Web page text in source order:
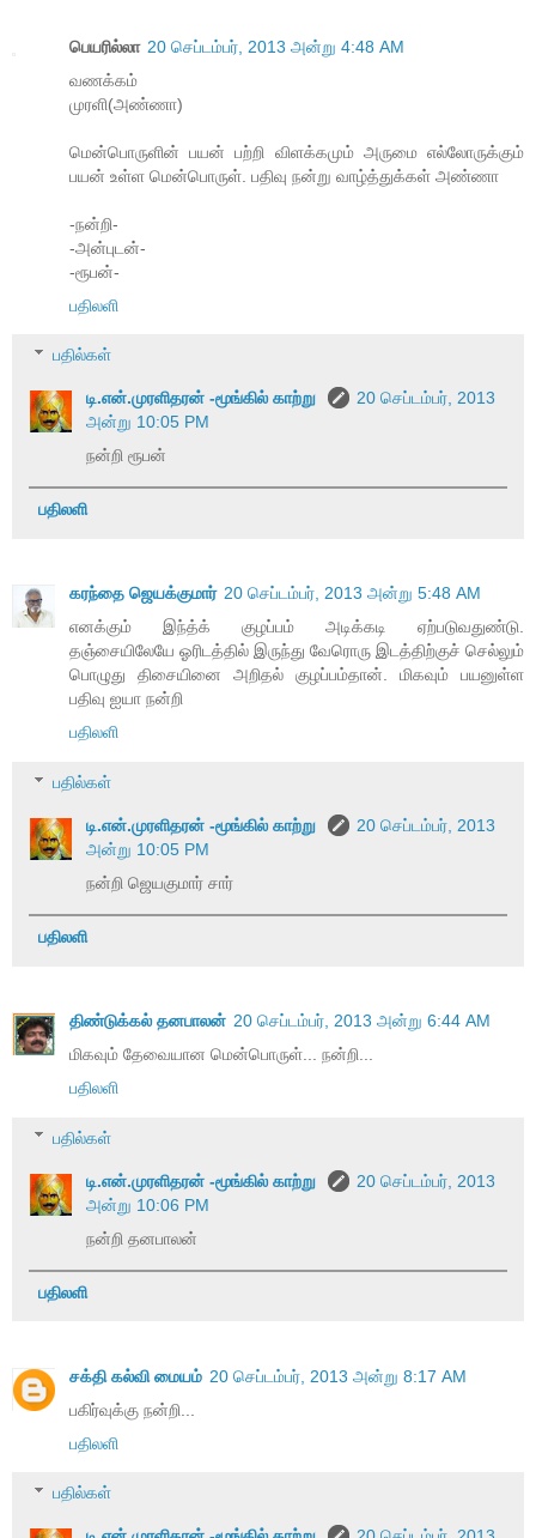
பெயரில்லா 20 செப்டம்பர், 2013 அன்று 4:48 AM
வணக்கம்
முரளி(அண்ணா)
மென்பொருளின் பயன் பற்றி விளக்கமும் அருமை எல்லோருக்கும்
பயன் உள்ள மென்பொருள். பதிவு நன்று வாழ்த்துக்கள் அண்ணா
-நன்றி-
-அன்புடன்-
-ரூபன்-
பதிலளி
பதில்கள்
டி.என்.முரளிதரன் -மூங்கில் காற்று
20 செப்டம்பர், 2013
அன்று 10:05 PM
நன்றி ரூபன்
பதிலளி
கரந்தை ஜெயக்குமார் 20 செப்டம்பர், 2013 அன்று 5:48 AM
எனக்கும் இந்த்க் குழப்பம் அடிக்கடி ஏற்படுவதுண்டு.
தஞ்சையிலேயே ஓரிடத்தில் இருந்து வேரொரு இடத்திற்குச் செல்லும்
பொழுது திசையினை அறிதல் குழப்பம்தான். மிகவும் பயனுள்ள
பதிவு ஐயா நன்றி
பதிலளி
பதில்கள்
டி.என்.முரளிதரன் -மூங்கில் காற்று
20 செப்டம்பர், 2013
அன்று 10:05 PM
நன்றி ஜெயகுமார் சார்
பதிலளி
திண்டுக்கல் தனபாலன் 20 செப்டம்பர், 2013 அன்று 6:44 AM
மிகவும் தேவையான மென்பொருள்... நன்றி...
பதிலளி
பதில்கள்
டி.என்.முரளிதரன் -மூங்கில் காற்று
20 செப்டம்பர், 2013
அன்று 10:06 PM
நன்றி தனபாலன்
பதிலளி
சக்தி கல்வி மையம் 20 செப்டம்பர், 2013 அன்று 8:17 AM
பகிர்வுக்கு நன்றி...
பதிலளி
பதில்கள்